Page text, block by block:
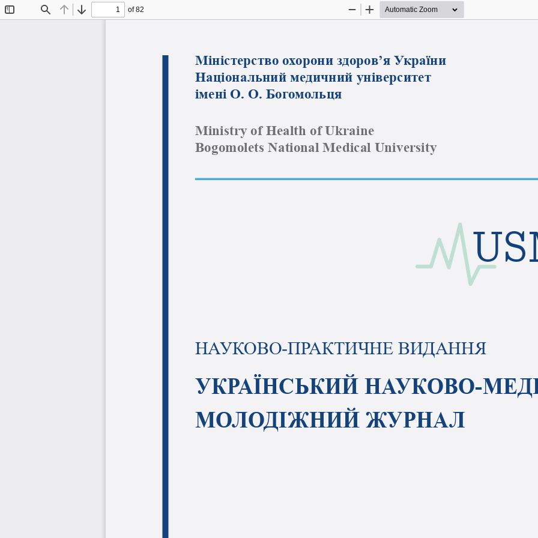
Find Previous
Next
of 82
Zoom
Zoom
Міністерство охорони здоров’я України
Національний медичний університет
імені О. О. Богомольця
НАУКОВО-ПРАКТИЧНЕ ВИДАННЯ
УКРАЇНСЬКИЙ НАУКОВО-
МОЛОДІЖНИЙ ЖУРНАЛ
Ministry of Health of Ukraine
Bogomolets National Medical University